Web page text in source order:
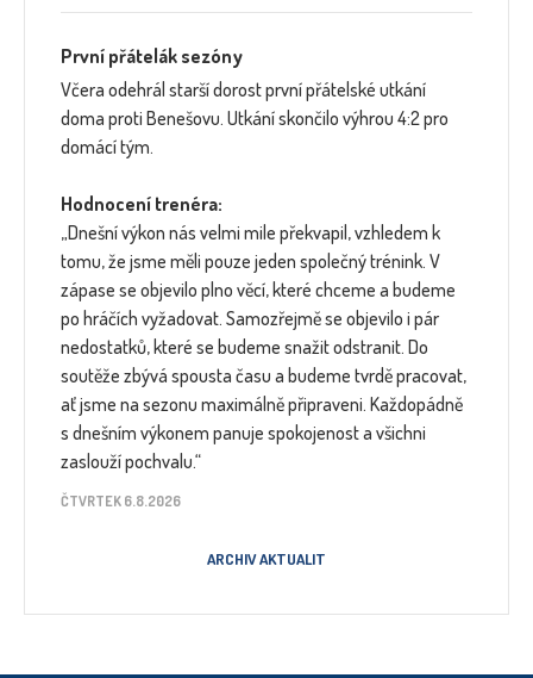
První přátelák sezóny
Včera odehrál starší dorost první přátelské utkání
doma proti Benešovu. Utkání skončilo výhrou 4:2 pro
domácí tým.
Hodnocení trenéra:
„Dnešní výkon nás velmi mile překvapil, vzhledem k
tomu, že jsme měli pouze jeden společný trénink. V
zápase se objevilo plno věcí, které chceme a budeme
po hráčích vyžadovat. Samozřejmě se objevilo i pár
nedostatků, které se budeme snažit odstranit. Do
soutěže zbývá spousta času a budeme tvrdě pracovat,
ať jsme na sezonu maximálně připraveni. Každopádně
s dnešním výkonem panuje spokojenost a všichni
zaslouží pochvalu.“
ČTVRTEK 6.8.2026
ARCHIV AKTUALIT